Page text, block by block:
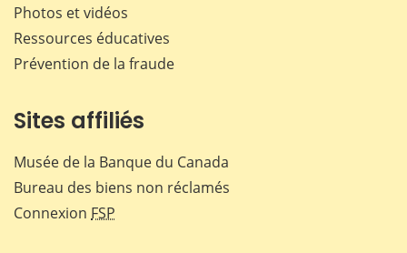
Photos et vidéos
Ressources éducatives
Prévention de la fraude
Sites affiliés
Musée de la Banque du Canada
Bureau des biens non réclamés
Connexion FSP